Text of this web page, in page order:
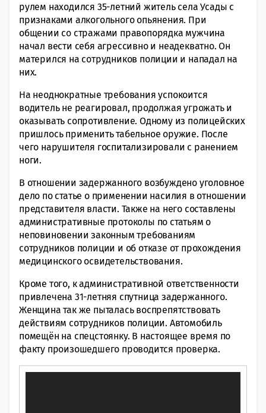
рулем находился 35-летний житель села Усады с
признаками алкогольного опьянения. При
общении со стражами правопорядка мужчина
начал вести себя агрессивно и неадекватно. Он
матерился на сотрудников полиции и нападал на
них.
На неоднократные требования успокоится
водитель не реагировал, продолжая угрожать и
оказывать сопротивление. Одному из полицейских
пришлось применить табельное оружие. После
чего нарушителя госпитализировали с ранением
ноги.
В отношении задержанного возбуждено уголовное
дело по статье о применении насилия в отношении
представителя власти. Также на него составлены
административные протоколы по статьям о
неповиновении законным требованиям
сотрудников полиции и об отказе от прохождения
медицинского освидетельствования.
Кроме того, к административной ответственности
привлечена 31-летняя спутница задержанного.
Женщина так же пыталась воспрепятствовать
действиям сотрудников полиции. Автомобиль
помещён на спецстоянку. В настоящее время по
факту произошедшего проводится проверка.